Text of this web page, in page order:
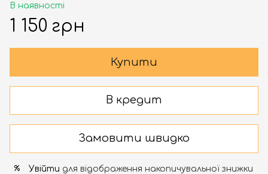
В наявності
1 150 грн
Купити
В кредит
Замовити швидко
% Увійти для відображення накопичувальної знижки